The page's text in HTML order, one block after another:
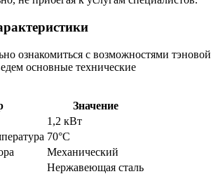
ознакомиться с возможностями тэновой
основные технические
Значение
1,2 кВт
70°С
Механический
Нержавеющая сталь